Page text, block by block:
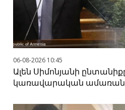
06-08-2026 10:45
Ալեն Սիմոնյանի ընտանիքը
կառավարական